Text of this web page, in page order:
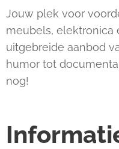
Jouw plek voor
meubels, elektronica
uitgebreide aanbod
humor tot
nog!